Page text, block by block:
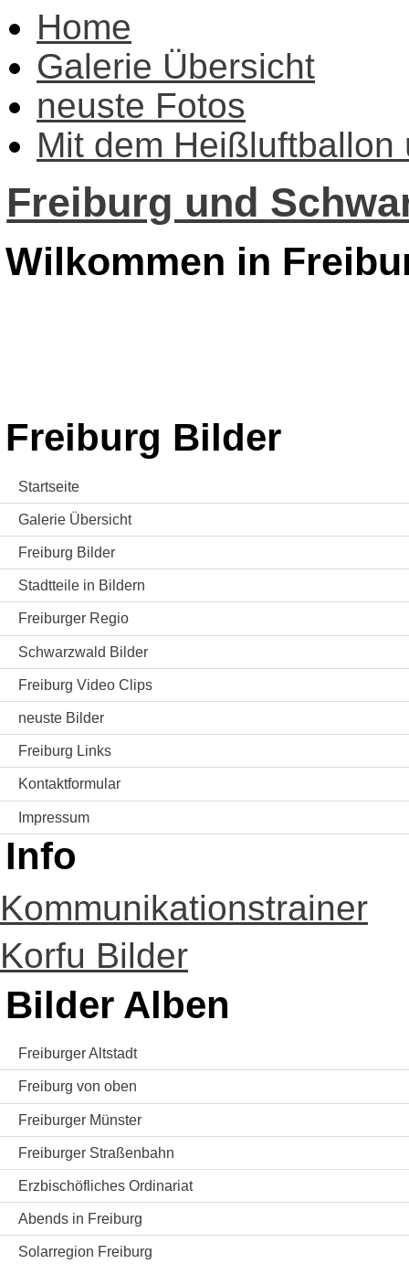
Home
Galerie Übersicht
neuste Fotos
Mit dem Heißluftballon
Freiburg und
Wilkommen in
Freiburg Bilder
Startseite
Galerie Übersicht
Freiburg Bilder
Stadtteile in Bildern
Freiburger Regio
Schwarzwald Bilder
Freiburg Video Clips
neuste Bilder
Freiburg Links
Kontaktformular
Impressum
Info
Kommunikationstrainer
Korfu Bilder
Bilder Alben
Freiburger Altstadt
Freiburg von oben
Freiburger Münster
Freiburger Straßenbahn
Erzbischöfliches Ordinariat
Abends in Freiburg
Solarregion Freiburg